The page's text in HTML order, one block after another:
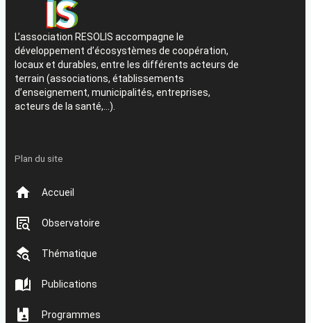
L’association RESOLIS accompagne le
développement d’écosystèmes de coopération,
locaux et durables, entre les différents acteurs de
terrain (associations, établissements
d’enseignement, municipalités, entreprises,
acteurs de la santé,…).
Plan du site
Accueil
Observatoire
Thématique
Publications
Programmes